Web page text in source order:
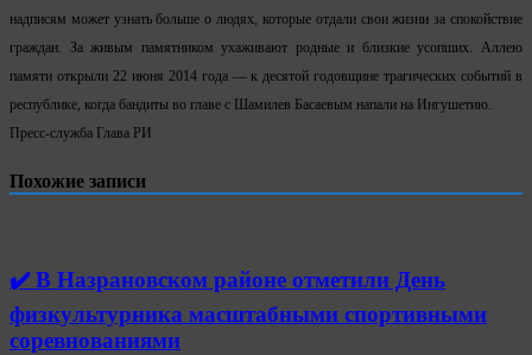
надписям может узнать больше о людях, которые отдали свои жизни за спокойствие
граждан. За живым памятником ухаживают родные и близкие усопших. Аллею
памяти открыли 22 июня 2014 года — к десятой годовщине трагических событий в
республике, когда бандиты во главе с Шамилев Басаевым напали на Ингушетию.
Пресс-служба Глава РИ
Похожие записи
✔️ В Назрановском районе отметили День
физкультурника масштабными спортивными
соревнованиями